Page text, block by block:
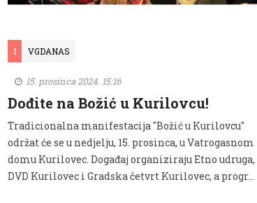
I VGDANAS
15. prosinca 2024. 15:16
Dođite na Božić u Kurilovcu!
Tradicionalna manifestacija "Božić u Kurilovcu"
održat će se u nedjelju, 15. prosinca, u Vatrogasnom
domu Kurilovec. Događaj organiziraju Etno udruga,
DVD Kurilovec i Gradska četvrt Kurilovec, a progr...